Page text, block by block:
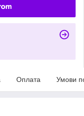
Оплата Умови